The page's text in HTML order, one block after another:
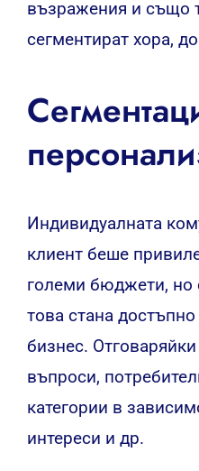
възражения и също
сегментират хора,
Индивидуалната
клиент беше
големи бюджети, но
това стана
бизнес.
въпроси,
категории в
интереси и др.